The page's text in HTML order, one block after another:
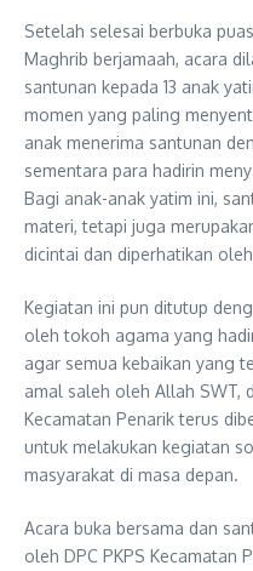
Setelah selesai berbuka
Maghrib berjamaah, acara
santunan kepada 13 anak
momen yang paling
anak menerima santunan
sementara para hadirin
Bagi anak-anak yatim ini,
materi, tetapi juga
dicintai dan diperhatikan
Kegiatan ini pun ditutup
oleh tokoh agama yang
agar semua kebaikan yang
amal saleh oleh Allah SWT,
Kecamatan Penarik terus
untuk melakukan kegiatan
masyarakat di masa depan.
Acara buka bersama dan
oleh DPC PKPS Kecamatan